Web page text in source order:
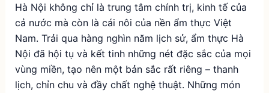
Hà Nội không chỉ là trung tâm chính trị, kinh tế của
cả nước mà còn là cái nôi của nền ẩm thực Việt
Nam. Trải qua hàng nghìn năm lịch sử, ẩm thực Hà
Nội đã hội tụ và kết tinh những nét đặc sắc của mọi
vùng miền, tạo nên một bản sắc rất riêng – thanh
lịch, chỉn chu và đầy chất nghệ thuật. Những món